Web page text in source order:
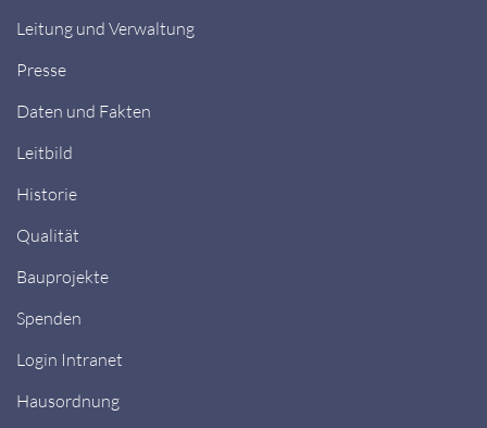
Leitung und Verwaltung
Presse
Daten und Fakten
Leitbild
Historie
Qualität
Bauprojekte
Spenden
Login Intranet
Hausordnung